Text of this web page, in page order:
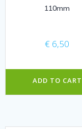
110mm
€ 6,50
ADD TO CART